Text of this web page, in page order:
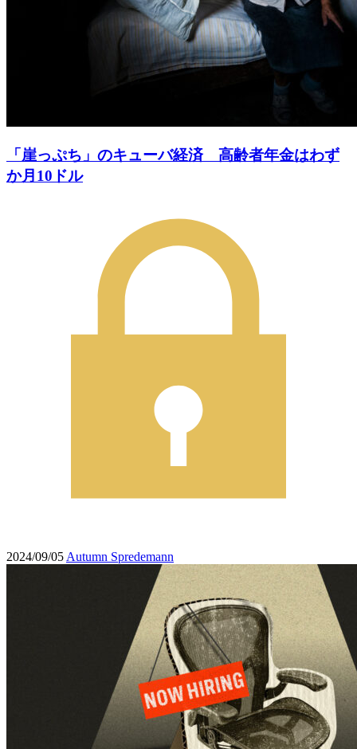
「崖っぷち」のキューバ経済 高齢者年金はわず
か月10ドル
2024/09/05 Autumn Spredemann